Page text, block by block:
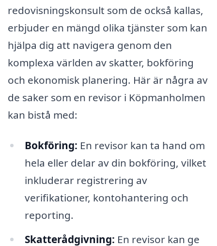
redovisningskonsult som de också kallas,
erbjuder en mängd olika tjänster som kan
hjälpa dig att navigera genom den
komplexa världen av skatter, bokföring
och ekonomisk planering. Här är några av
de saker som en revisor i Köpmanholmen
kan bistå med:
Bokföring: En revisor kan ta hand om
hela eller delar av din bokföring, vilket
inkluderar registrering av
verifikationer, kontohantering och
reporting.
Skatterådgivning: En revisor kan ge